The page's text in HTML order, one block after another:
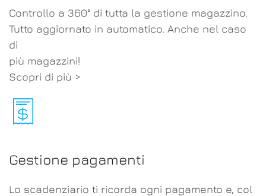
Controllo a 360° di tutta la gestione magazzino.
Tutto aggiornato in automatico. Anche nel caso
di
più magazzini!
Scopri di più >
Gestione pagamenti
Lo scadenziario ti ricorda ogni pagamento e, col